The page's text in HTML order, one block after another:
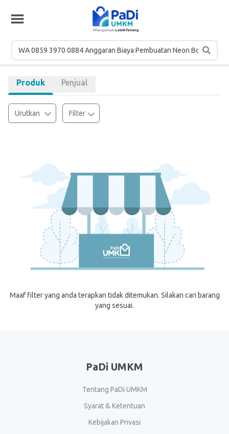
Produk Penjual
Urutkan Filter
Maaf filter yang anda terapkan tidak ditemukan. Silakan cari barang
yang sesuai.
PaDi UMKM
Tentang PaDi UMKM
Syarat & Ketentuan
Kebijakan Privasi